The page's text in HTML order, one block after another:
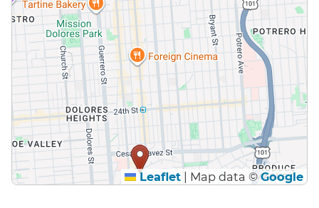
Leaflet Map data ©Google